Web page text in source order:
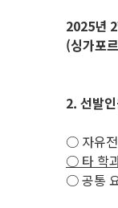
2025년
(싱가포
2. 선발
○ 자유
○ 타 학
○ 공통